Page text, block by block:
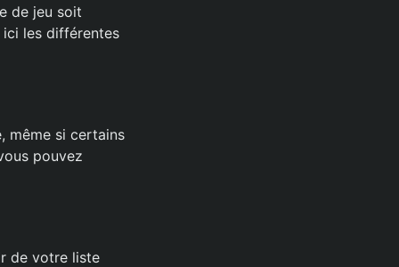
de jeu soit
ici les différentes
même si certains
pouvez
de votre liste